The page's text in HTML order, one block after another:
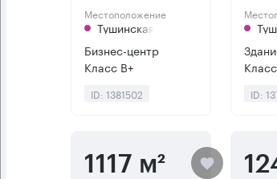
Местоположение
Тушинская
Бизнес-центр
Класс B+
ID: 1381502 ID:
1117 м²